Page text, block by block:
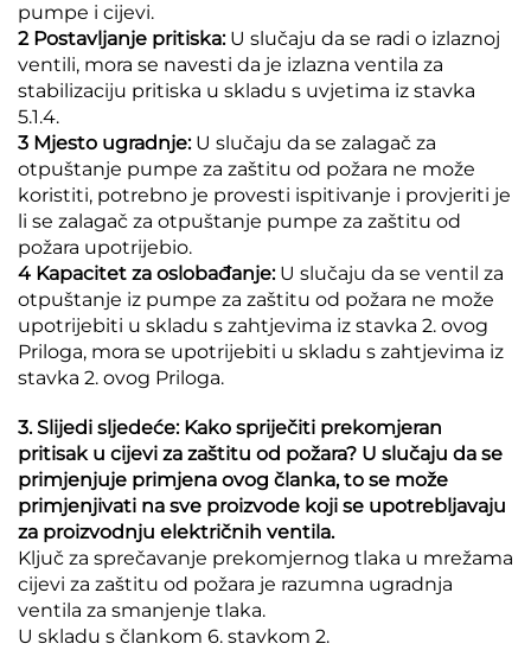
pumpe i cijevi.
2 Postavljanje pritiska: U slučaju da se radi o izlaznoj
ventili, mora se navesti da je izlazna ventila za
stabilizaciju pritiska u skladu s uvjetima iz stavka
5.1.4.
3 Mjesto ugradnje: U slučaju da se zalagač za
otpuštanje pumpe za zaštitu od požara ne može
koristiti, potrebno je provesti ispitivanje i provjeriti je
li se zalagač za otpuštanje pumpe za zaštitu od
požara upotrijebio.
4 Kapacitet za oslobađanje: U slučaju da se ventil za
otpuštanje iz pumpe za zaštitu od požara ne može
upotrijebiti u skladu s zahtjevima iz stavka 2. ovog
Priloga, mora se upotrijebiti u skladu s zahtjevima iz
stavka 2. ovog Priloga.
3. Slijedi sljedeće: Kako spriječiti prekomjeran
pritisak u cijevi za zaštitu od požara? U slučaju da se
primjenjuje primjena ovog članka, to se može
primjenjivati na sve proizvode koji se upotrebljavaju
za proizvodnju električnih ventila.
Ključ za sprečavanje prekomjernog tlaka u mrežama
cijevi za zaštitu od požara je razumna ugradnja
ventila za smanjenje tlaka.
U skladu s člankom 6. stavkom 2.